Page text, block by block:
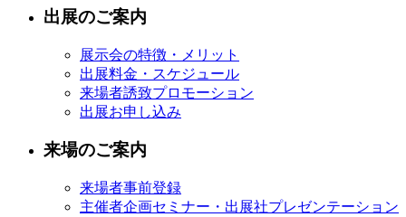
出展のご案内
展示会の特徴・メリット
出展料金・スケジュール
来場者誘致プロモーション
出展お申し込み
来場のご案内
来場者事前登録
主催者企画セミナー・出展社プレゼンテーション